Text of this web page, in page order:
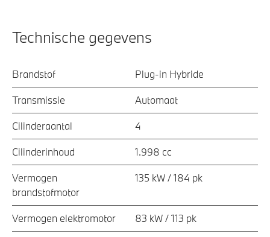
Technische gegevens
Brandstof Plug-in Hybride
Transmissie Automaat
Cilinderaantal 4
Cilinderinhoud 1.998 cc
Vermogen
brandstofmotor
135 kW / 184 pk
Vermogen elektromotor 83 kW / 113 pk